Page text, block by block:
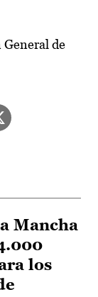
General de
Mancha
los